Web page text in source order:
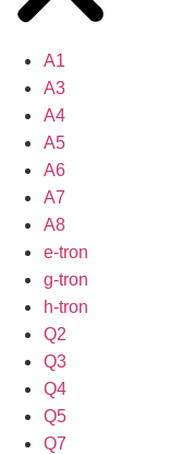
A1
A3
A4
A5
A6
A7
A8
e-tron
g-tron
h-tron
Q2
Q3
Q4
Q5
Q7